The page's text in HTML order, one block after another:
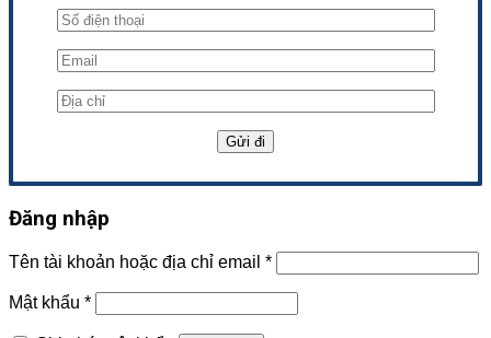
Đăng nhập
Tên tài khoản hoặc địa chỉ email *
Mật khẩu *